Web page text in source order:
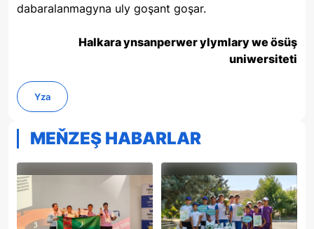
dabaralanmagyna uly goşant goşar.
Halkara ynsanperwer ylymlary we ösüş
uniwersiteti
Yza
MEŇZEŞ HABARLAR